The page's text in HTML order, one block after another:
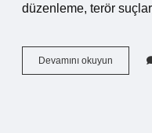
düzenleme, terör
Devamını okuyun
Geldi